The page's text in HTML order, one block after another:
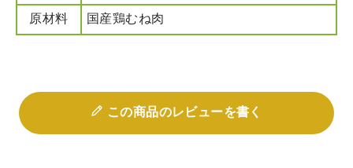
原材料 国産鶏むね肉
この商品のレビューを書く